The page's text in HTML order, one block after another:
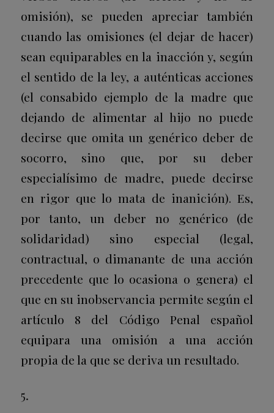
omisión), se pueden apreciar también
cuando las omisiones (el dejar de hacer)
sean equiparables en la inacción y, según
el sentido de la ley, a auténticas acciones
(el consabido ejemplo de la madre que
dejando de alimentar al hijo no puede
decirse que omita un genérico deber de
socorro, sino que, por su deber
especialísimo de madre, puede decirse
en rigor que lo mata de inanición). Es,
por tanto, un deber no genérico (de
solidaridad) sino especial (legal,
contractual, o dimanante de una acción
precedente que lo ocasiona o genera) el
que en su inobservancia permite según el
artículo 8 del Código Penal español
equipara una omisión a una acción
propia de la que se deriva un resultado.
5.